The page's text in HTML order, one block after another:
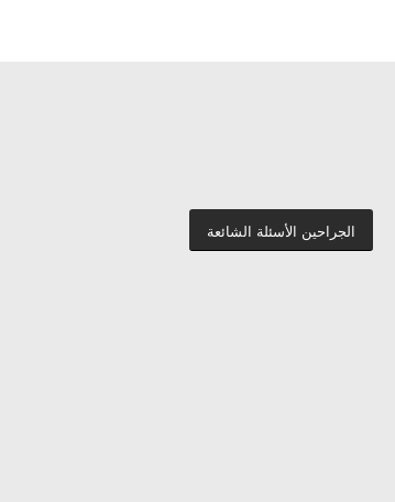
الجراحين الأسئلة الشائعة